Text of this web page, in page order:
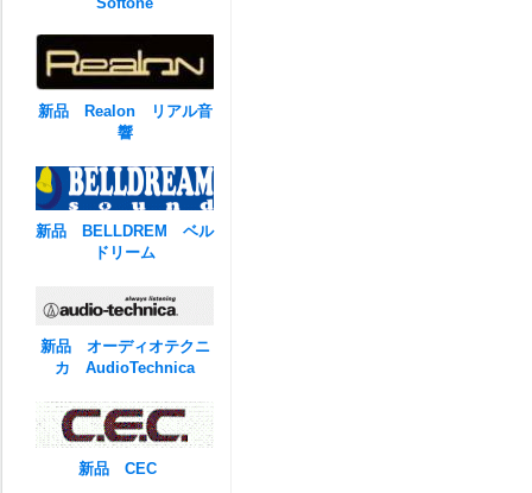
新品 Realon リアル音
響
新品 BELLDREM ベル
ドリーム
新品 オーディオテクニ
カ AudioTechnica
新品 CEC